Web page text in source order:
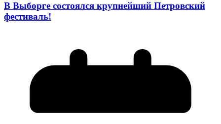
В Выборге состоялся крупнейший Петровский
фестиваль!